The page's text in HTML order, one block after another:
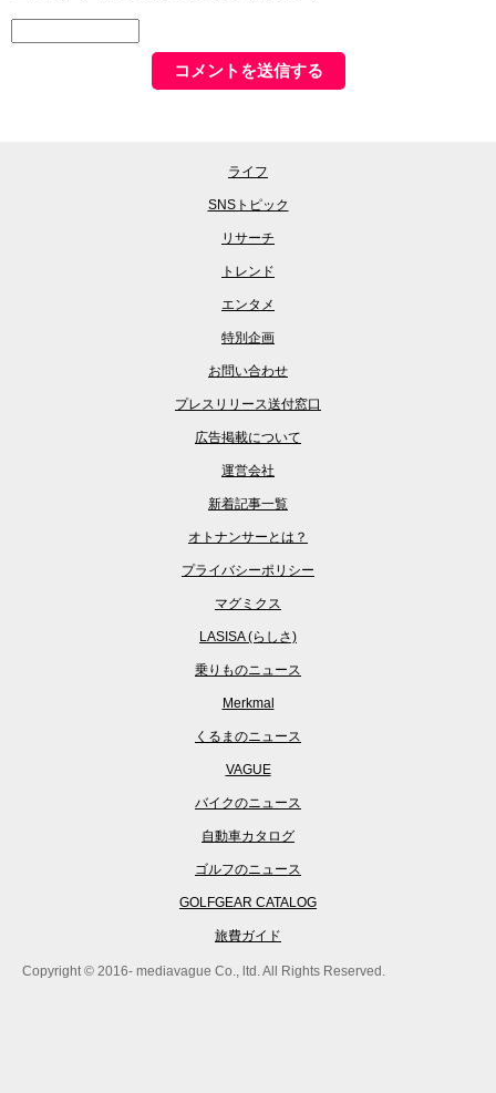
ライフ
SNSトピック
リサーチ
トレンド
エンタメ
特別企画
お問い合わせ
プレスリリース送付窓口
広告掲載について
運営会社
新着記事一覧
オトナンサーとは？
プライバシーポリシー
マグミクス
LASISA (らしさ)
乗りものニュース
Merkmal
くるまのニュース
VAGUE
バイクのニュース
自動車カタログ
ゴルフのニュース
GOLFGEAR CATALOG
旅費ガイド
Copyright © 2016- mediavague Co., ltd. All Rights Reserved.